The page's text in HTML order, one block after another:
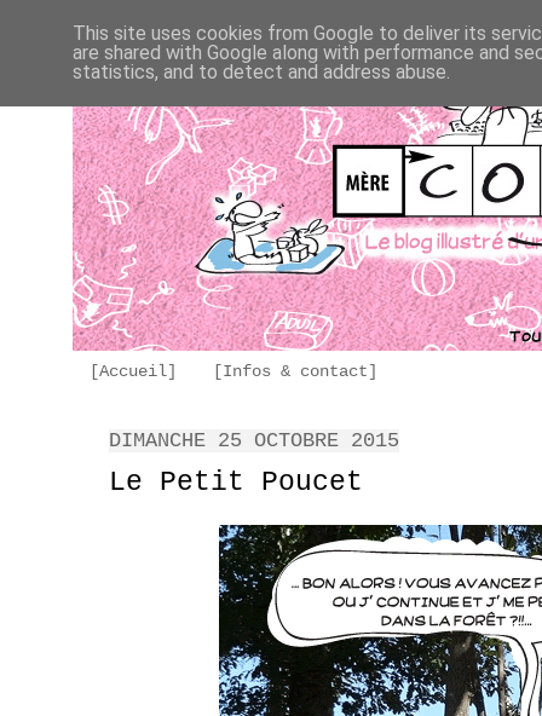
[Accueil] [Infos & contact]
DIMANCHE 25 OCTOBRE 2015
Le Petit Poucet
This site uses cookies from Google to deliver its
are shared with Google along with performance and
statistics, and to detect and address abuse.